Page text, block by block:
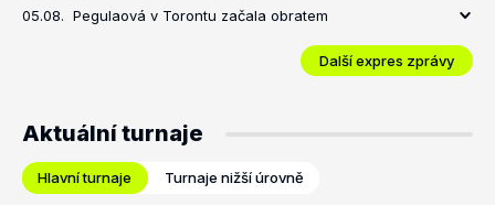
05.08. Pegulaová v Torontu začala obratem
Další expres zprávy
Aktuální turnaje
Hlavní turnaje Turnaje nižší úrovně